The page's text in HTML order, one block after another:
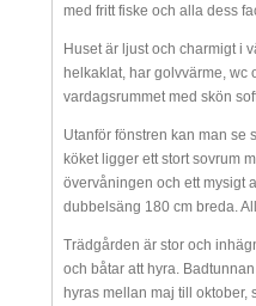
med fritt fiske och alla dess
Huset är ljust och charmigt i
helkaklat, har golvvärme, wc
vardagsrummet med skön
Utanför fönstren kan man se
köket ligger ett stort sovrum
övervåningen och ett mysigt
dubbelsäng 180 cm breda.
Trädgården är stor och
och båtar att hyra.
hyras mellan maj till